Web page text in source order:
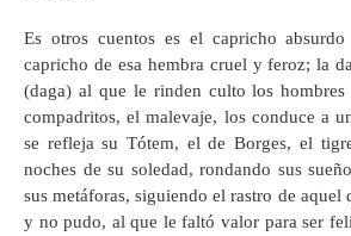
Es otros cuentos es el capricho
capricho de esa hembra cruel y feroz; la
(daga) al que le rinden culto los hombres
compadritos, el malevaje, los conduce a
se refleja su Tótem, el de Borges, el
noches de su soledad, rondando sus
sus metáforas, siguiendo el rastro de aquel
y no pudo, al que le faltó valor para ser